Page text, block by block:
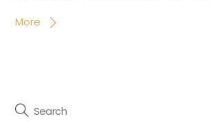
More